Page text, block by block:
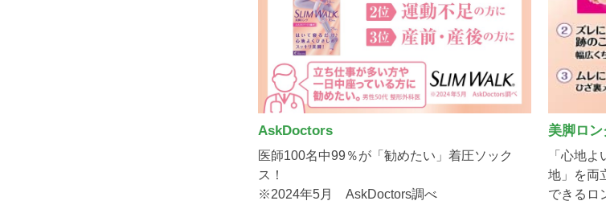
AskDoctors
医師100名中99％が「勧めたい」着圧ソック
ス！
※2024年5月 AskDoctors調べ
美脚ロン
「心地
地」を両
できるロ